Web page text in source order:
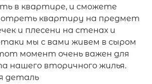
в квартире, и сможете
квартиру на предмет
и плесени на стенах и
мы с вами живем в сыром
момент очень важен для
нашего вторичного жилья.
деталь